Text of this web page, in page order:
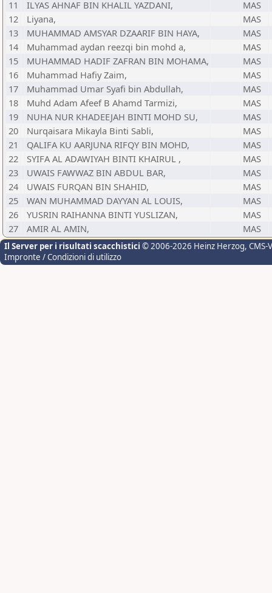
11
ILYAS AHNAF BIN KHALIL YAZDANI,
MAS
12
Liyana,
MAS
13
MUHAMMAD AMSYAR DZAARIF BIN HAYA,
MAS
14
Muhammad aydan reezqi bin mohd a,
MAS
15
MUHAMMAD HADIF ZAFRAN BIN MOHAMA,
MAS
16
Muhammad Hafiy Zaim,
MAS
17
Muhammad Umar Syafi bin Abdullah,
MAS
18
Muhd Adam Afeef B Ahamd Tarmizi,
MAS
19
NUHA NUR KHADEEJAH BINTI MOHD SU,
MAS
20
Nurqaisara Mikayla Binti Sabli,
MAS
21
QALIFA KU AARJUNA RIFQY BIN MOHD,
MAS
22
SYIFA AL ADAWIYAH BINTI KHAIRUL ,
MAS
23
UWAIS FAWWAZ BIN ABDUL BAR,
MAS
24
UWAIS FURQAN BIN SHAHID,
MAS
25
WAN MUHAMMAD DAYYAN AL LOUIS,
MAS
26
YUSRIN RAIHANNA BINTI YUSLIZAN,
MAS
27
AMIR AL AMIN, MAS
Il Server per i risultati scacchistici © 2006-2026 Heinz Herzog,
Impronte / Condizioni di utilizzo